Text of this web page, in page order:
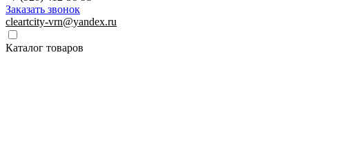
Заказать звонок
cleartcity-vrn@yandex.ru
Каталог товаров